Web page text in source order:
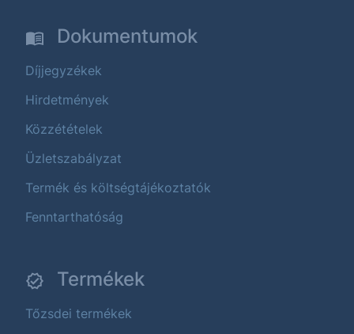
Dokumentumok
Díjjegyzékek
Hirdetmények
Közzétételek
Üzletszabályzat
Termék és költségtájékoztatók
Fenntarthatóság
Termékek
Tőzsdei termékek